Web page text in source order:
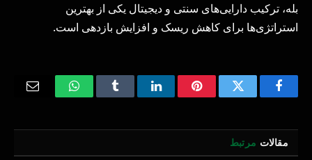
بله، ترکیب دارایی‌های سنتی و دیجیتال یکی از بهترین
استراتژی‌ها برای کاهش ریسک و افزایش بازدهی است.
Facebook
Twitter
Pinterest
LinkedIn
Tumblr
WhatsApp
مقالات مرتبط